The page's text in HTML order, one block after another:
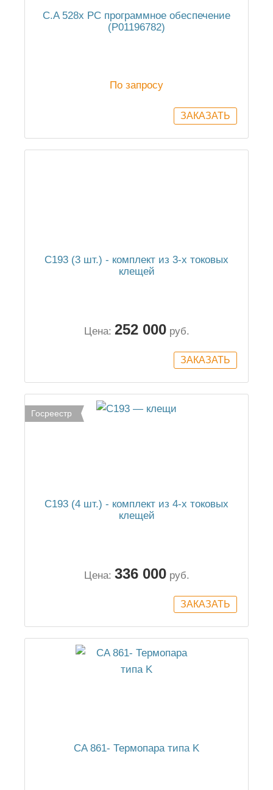
C.A 528x PC программное обеспечение
(P01196782)
По запросу
C193 (3 шт.) - комплект из 3-х токовых
клещей
Цена: 252 000 руб.
Госреестр
C193 (4 шт.) - комплект из 4-х токовых
клещей
Цена: 336 000 руб.
CA 861- Термопара типа K